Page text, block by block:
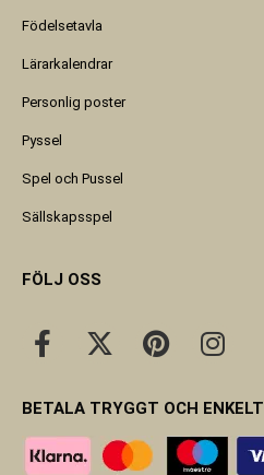
Födelsetavla
Lärarkalendrar
Personlig poster
Pyssel
Spel och Pussel
Sällskapsspel
FÖLJ OSS
BETALA TRYGGT OCH ENKELT